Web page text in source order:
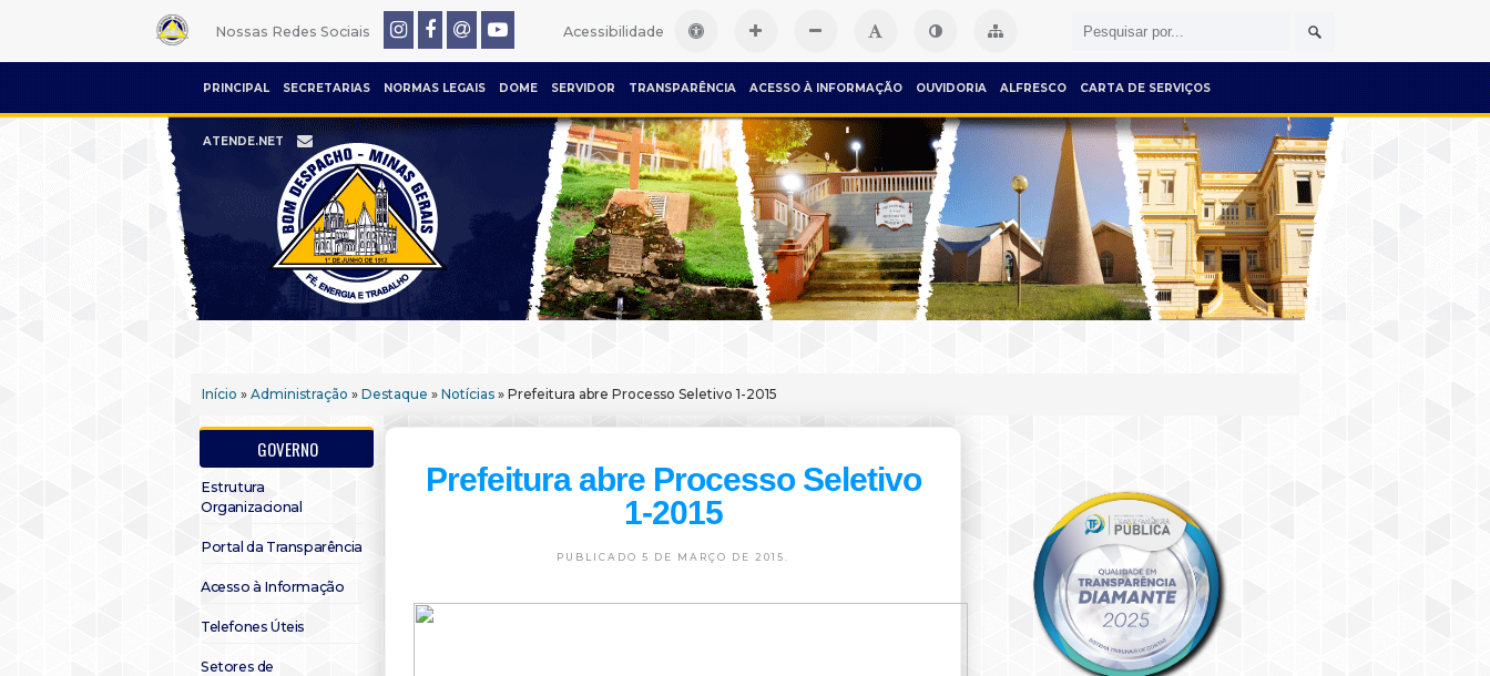
Nossas Redes Sociais Acessibilidade
PRINCIPAL SECRETARIAS NORMAS LEGAIS DOME SERVIDOR TRANSPARÊNCIA ACESSO À INFORMAÇÃO OUVIDORIA ALFRESCO CARTA DE SERVIÇOS
ATENDE.NET
Início » Administração » Destaque » Notícias » Prefeitura abre Processo Seletivo 1-2015
GOVERNO
Estrutura
Organizacional
Portal da Transparência
Acesso à Informação
Telefones Úteis
Setores de
Prefeitura abre Processo Seletivo
1-2015
PUBLICADO 5 DE MARÇO DE 2015.